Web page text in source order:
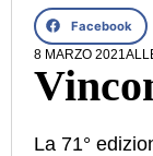
Facebook
8 MARZO 2021
La 71°